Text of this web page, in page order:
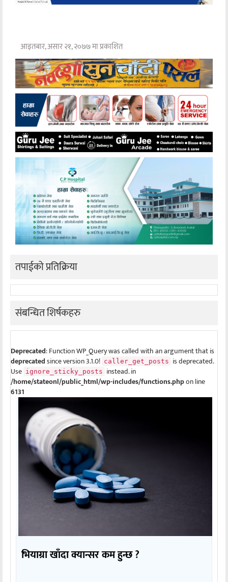
आइतबार, असार २१, २०७७ मा प्रकाशित
तपाईको प्रतिक्रिया
संबन्धित शिर्षकहरु
Deprecated: Function WP_Query was called with an argument that is
deprecatedsince version 3.1.0! caller_get_posts is deprecated.
Use ignore_sticky_posts instead. in
/home/stateonl/public_html/wp-includes/functions.phpon line
6131
भियाग्रा खाँदा क्यान्सर कम हुन्छ ?